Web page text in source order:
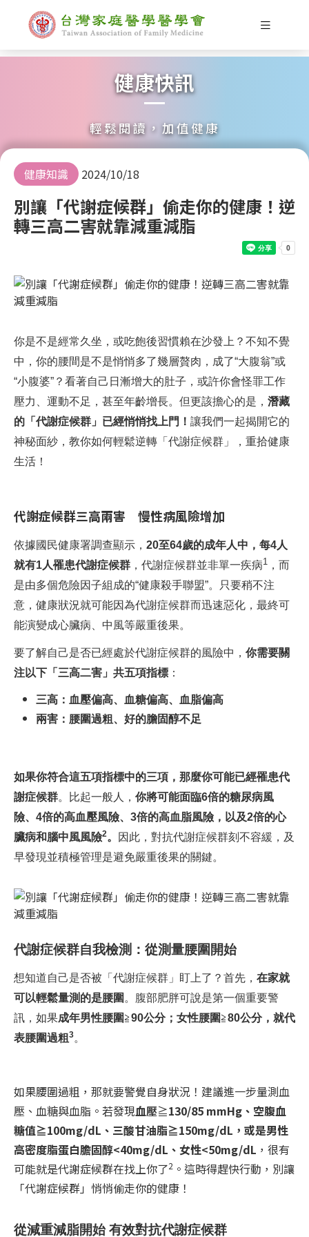
健康快訊
輕鬆閱讀，加值健康
健康知識 2024/10/18
別讓「代謝症候群」偷走你的健康！逆
轉三高二害就靠減重減脂
你是不是經常久坐，或吃飽後習慣賴在沙發上？不知不覺
中，你的腰間是不是悄悄多了幾層贅肉，成了“大腹翁”或
“小腹婆”？看著自己日漸增大的肚子，或許你會怪罪工作
壓力、運動不足，甚至年齡增長。但更該擔心的是， 潛藏
的「代謝症候群」已經悄悄找上門！ 讓我們一起揭開它的
神秘面紗，教你如何輕鬆逆轉「代謝症候群」，重拾健康
生活！
代謝症候群三高兩害 慢性病風險增加
依據國民健康署調查顯示， 20至64歲的成年人中，每4人
就有1人罹患代謝症候群 ，代謝症候群並非單一疾病1
，而
是由多個危險因子組成的“健康殺手聯盟”。只要稍不注
意，健康狀況就可能因為代謝症候群而迅速惡化，最終可
能演變成心臟病、中風等嚴重後果。
要了解自己是否已經處於代謝症候群的風險中， 你需要關
注以下「三高二害」共五項指標 ：
三高：血壓偏高、血糖偏高、血脂偏高
兩害：腰圍過粗、好的膽固醇不足
如果你符合這五項指標中的三項，那麼你可能已經罹患代
謝症候群。比起一般人， 你將可能面臨6倍的糖尿病風
險、4倍的高血壓風險、3倍的高血脂風險，以及2倍的心
臟病和腦中風風險2。
因此，對抗代謝症候群刻不容緩，及
早發現並積極管理是避免嚴重後果的關鍵。
代謝症候群自我檢測：從測量腰圍開始
想知道自己是否被「代謝症候群」盯上了？首先， 在家就
可以輕鬆量測的是腰圍 。腹部肥胖可說是第一個重要警
訊，如果成年男性腰圍≧90公分；女性腰圍≧80公分，就代
表腰圍過粗 3。
如果腰圍過粗，那就要警覺自身狀況！建議進一步量測血
壓、血糖與血脂。若發現血壓≧130/85 mmHg 、空腹血
糖值≧100mg/dL、三酸甘油脂≧150mg/dL，或是男性
高密度脂蛋白膽固醇<40mg/dL、女性<50mg/dL ，很有
可能就是代謝症候群在找上你了2 。這時得趕快行動，別讓
「代謝症候群」悄悄偷走你的健康！
從減重減脂開始 有效對抗代謝症候群